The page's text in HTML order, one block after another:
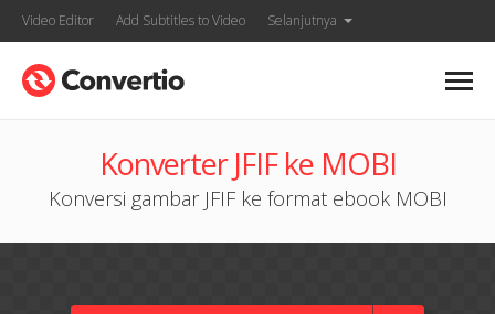
Video Editor Add Subtitles to Video Selanjutnya
Konverter JFIF ke MOBI
Konversi gambar JFIF ke format ebook MOBI